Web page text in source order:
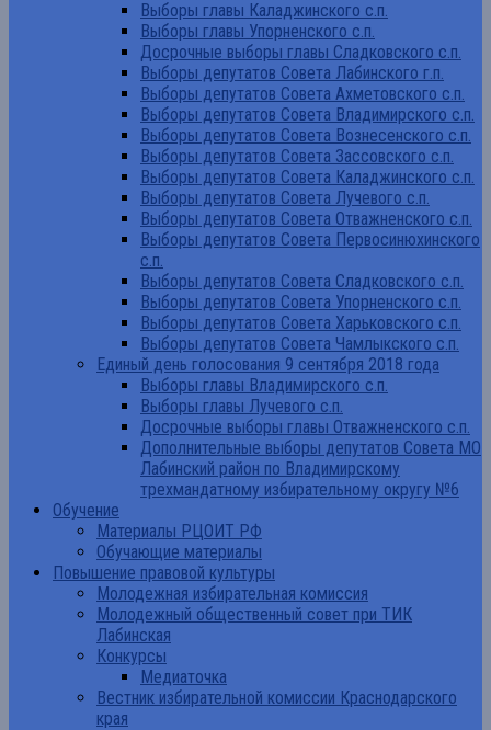
Выборы главы Каладжинского с.п.
Выборы главы Упорненского с.п.
Досрочные выборы главы Сладковского с.п.
Выборы депутатов Совета Лабинского г.п.
Выборы депутатов Совета Ахметовского с.п.
Выборы депутатов Совета Владимирского с.п.
Выборы депутатов Совета Вознесенского с.п.
Выборы депутатов Совета Зассовского с.п.
Выборы депутатов Совета Каладжинского с.п.
Выборы депутатов Совета Лучевого с.п.
Выборы депутатов Совета Отважненского с.п.
Выборы депутатов Совета Первосинюхинского
с.п.
Выборы депутатов Совета Сладковского с.п.
Выборы депутатов Совета Упорненского с.п.
Выборы депутатов Совета Харьковского с.п.
Выборы депутатов Совета Чамлыкского с.п.
Единый день голосования 9 сентября 2018 года
Выборы главы Владимирского с.п.
Выборы главы Лучевого с.п.
Досрочные выборы главы Отважненского с.п.
Дополнительные выборы депутатов Совета МО
Лабинский район по Владимирскому
трехмандатному избирательному округу №6
Обучение
Материалы РЦОИТ РФ
Обучающие материалы
Повышение правовой культуры
Молодежная избирательная комиссия
Молодежный общественный совет при ТИК
Лабинская
Конкурсы
Медиаточка
Вестник избирательной комиссии Краснодарского
края